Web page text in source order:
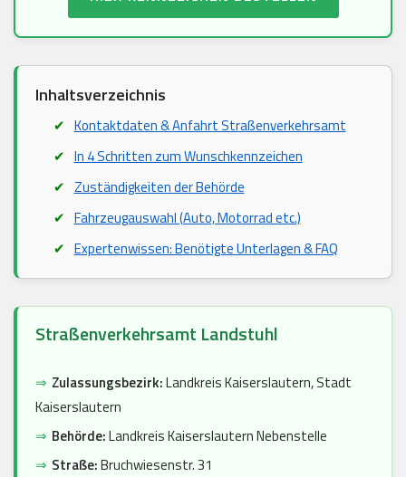
Inhaltsverzeichnis
Kontaktdaten & Anfahrt Straßenverkehrsamt
In 4 Schritten zum Wunschkennzeichen
Zuständigkeiten der Behörde
Fahrzeugauswahl (Auto, Motorrad etc.)
Expertenwissen: Benötigte Unterlagen & FAQ
Straßenverkehrsamt Landstuhl
⇒ Zulassungsbezirk:Landkreis Kaiserslautern, Stadt
Kaiserslautern
⇒ Behörde:Landkreis Kaiserslautern Nebenstelle
⇒ Straße:Bruchwiesenstr. 31